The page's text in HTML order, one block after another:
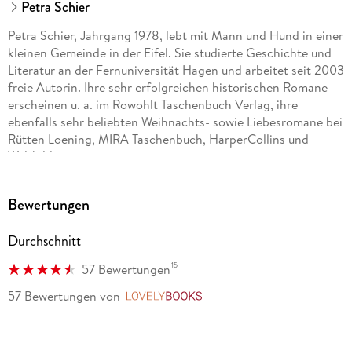
Petra Schier
Petra Schier, Jahrgang 1978, lebt mit Mann und Hund in einer
kleinen Gemeinde in der Eifel. Sie studierte Geschichte und
Literatur an der Fernuniversität Hagen und arbeitet seit 2003
freie Autorin. Ihre sehr erfolgreichen historischen Romane
erscheinen u. a. im Rowohlt Taschenbuch Verlag, ihre
ebenfalls sehr beliebten Weihnachts- sowie Liebesromane bei
Rütten Loening, MIRA Taschenbuch, HarperCollins und
Weltbild.
verlagsunabhängig verschiedene erfolgreiche Buchserien.
Bewertungen
Durchschnitt
57 Bewertungen15
57 Bewertungen von